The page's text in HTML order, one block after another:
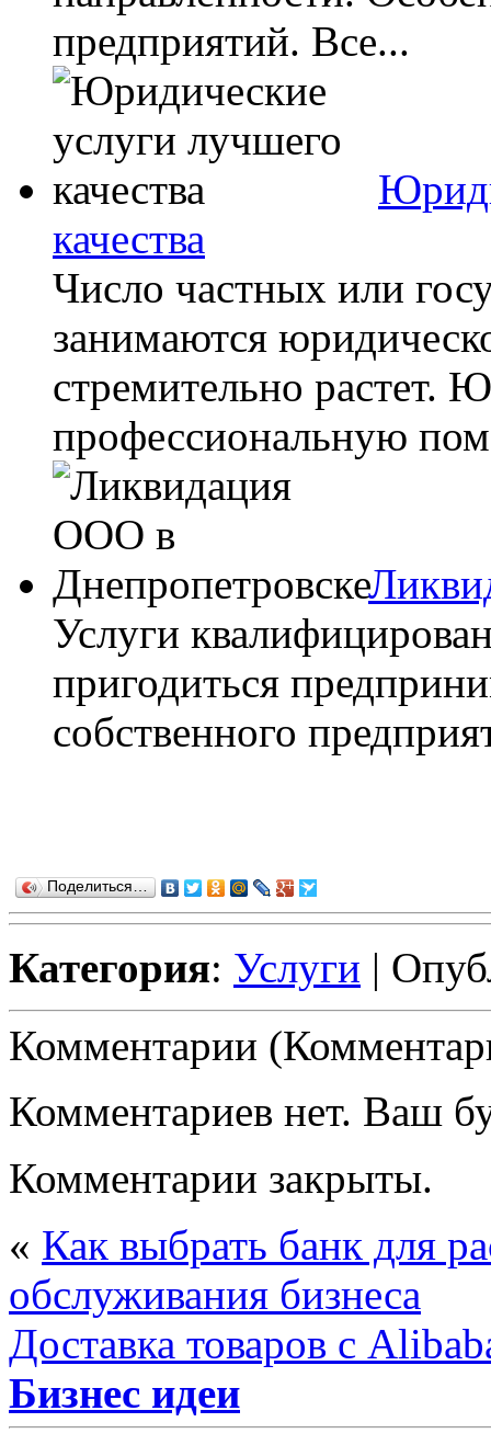
предприятий. Все...
качества
Число частных или
занимаются
стремительно растет.
профессиональную
Услуги
пригодиться
собственного
Поделиться…
Категория: Услуги |
Комментарии
Комментариев нет. Ваш
Комментарии закрыты.
« Как выбрать банк для
обслуживания бизнеса
Доставка товаров с
Бизнес идеи